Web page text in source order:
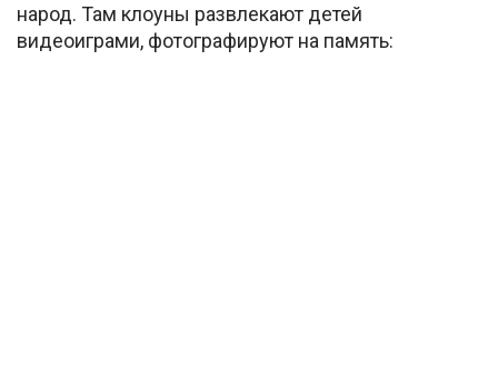
народ. Там клоуны развлекают детей
видеоиграми, фотографируют на память: